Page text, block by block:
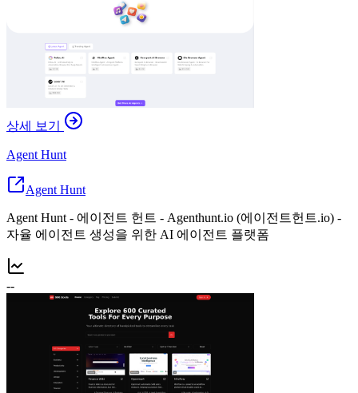
상세 보기
Agent Hunt
Agent Hunt
Agent Hunt - 에이전트 헌트 - Agenthunt.io (에이전트헌트.io) -
자율 에이전트 생성을 위한 AI 에이전트 플랫폼
--